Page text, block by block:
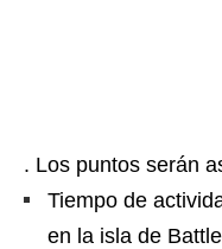
. Los puntos serán
Tiempo de
en la isla de